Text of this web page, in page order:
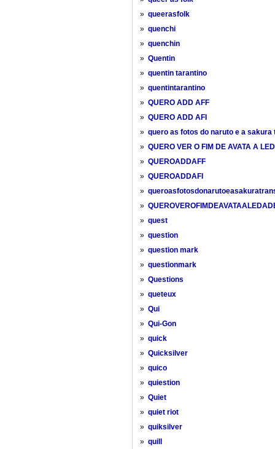
» queerasfolk
» quenchi
» quenchin
» Quentin
» quentin tarantino
» quentintarantino
» QUERO ADD AFF
» QUERO ADD AFI
» quero as fotos do naruto e a sakura
» QUERO VER O FIM DE AVATA A
» QUEROADDAFF
» QUEROADDAFI
»
»
» quest
» question
» question mark
» questionmark
» Questions
» queteux
» Qui
» Qui-Gon
» quick
» Quicksilver
» quico
» quiestion
» Quiet
» quiet riot
» quiksilver
» quill